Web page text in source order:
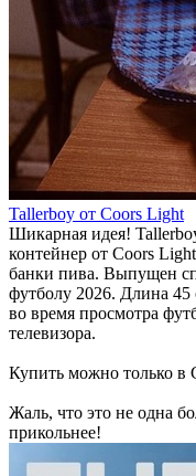
Tallerboy от Coors Light
Шикарная идея!
контейнер от Coors
банки пива. Выпущен
футболу 2026. Длина 45
во время просмотра
телевизора.
Купить можно только
Жаль, что это не одна
прикольнее!